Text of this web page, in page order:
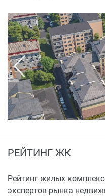
подъезда:
Пол из
оформленной под
Стены оформлены
венецианской
РЕЙТИНГ ЖК
Рейтинг жилых
экспертов рынка